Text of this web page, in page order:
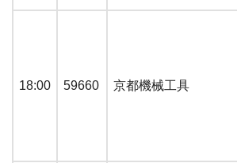
18:00 59660 京都機械工具